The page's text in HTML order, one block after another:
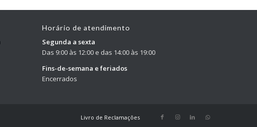
Horário de atendimento
Segunda a sexta
Das 9:00 às 12:00 e das 14:00 às 19:00
Fins-de-semana e feriados
Encerrados
Livro de Reclamações